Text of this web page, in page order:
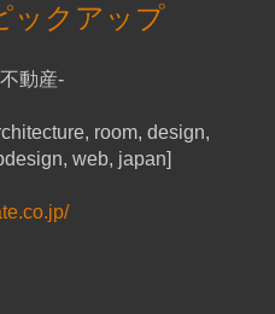
ックアップ
動産-
room, design,
web, japan]